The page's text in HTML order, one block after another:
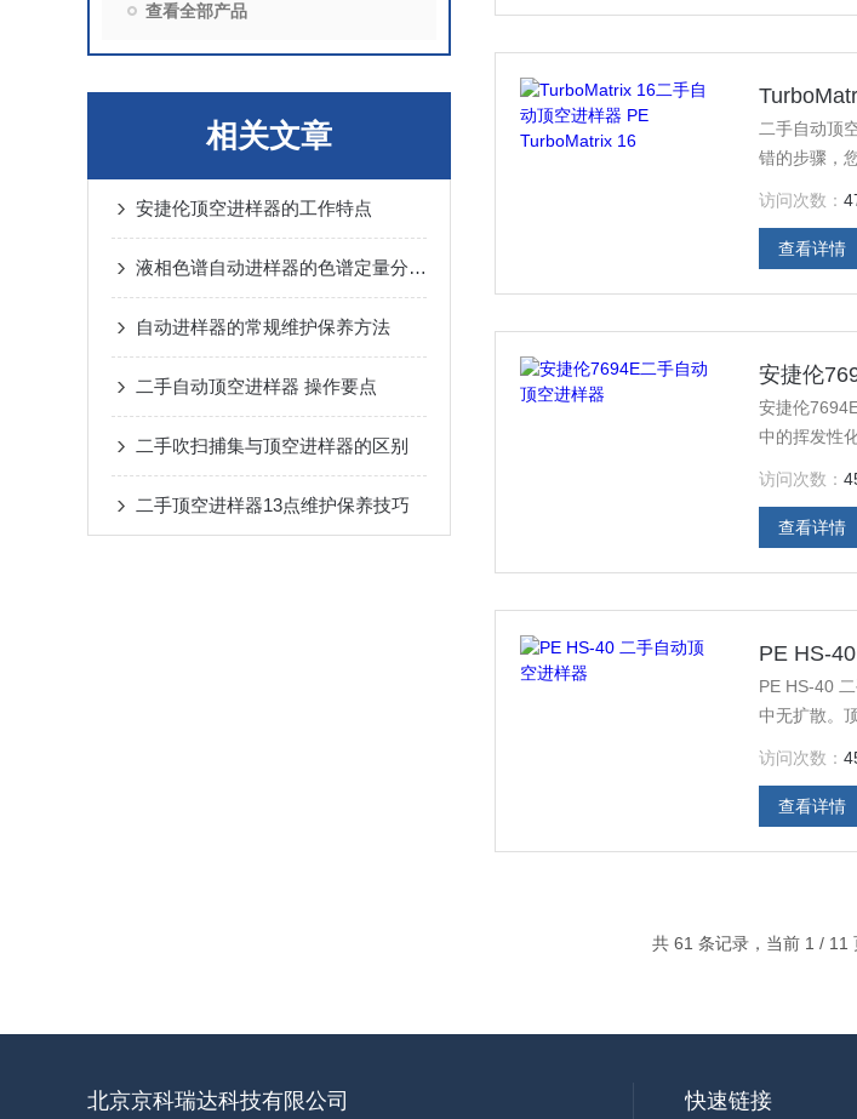
查看全部产品
相关文章
安捷伦顶空进样器的工作特点
液相色谱自动进样器的色谱定量分析原理
自动进样器的常规维护保养方法
二手自动顶空进样器 操作要点
二手吹扫捕集与顶空进样器的区别
二手顶空进样器13点维护保养技巧
二手自动顶
错的步骤，
访问次数：
查看详情
安捷伦
安捷伦
中的挥发性
访问次数：
查看详情
PE HS-
PE HS-40
中无扩散。
访问次数：
查看详情
共 61 条记录，当前 1 /
北京京科瑞达科技有限公司 快速链接